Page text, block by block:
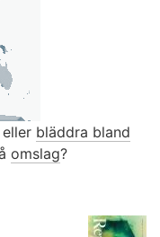
eller bläddra bland
omslag?